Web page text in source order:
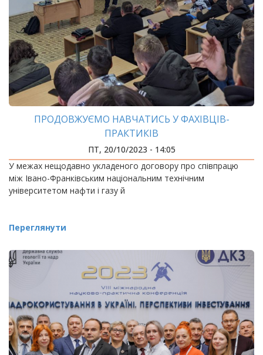
ПРОДОВЖУЄМО НАВЧАТИСЬ У ФАХІВЦІВ-
ПРАКТИКІВ
ПТ, 20/10/2023 - 14:05
У межах нещодавно укладеного договору про співпрацю
між Івано-Франківським національним технічним
університетом нафти і газу й
Переглянути